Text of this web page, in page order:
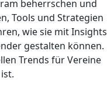
beherrschen und
Tools und Strategien
wie sie mit Insights
gestalten können.
Trends für Vereine